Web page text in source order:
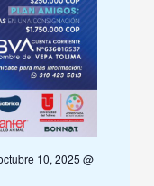
10, 2025 @